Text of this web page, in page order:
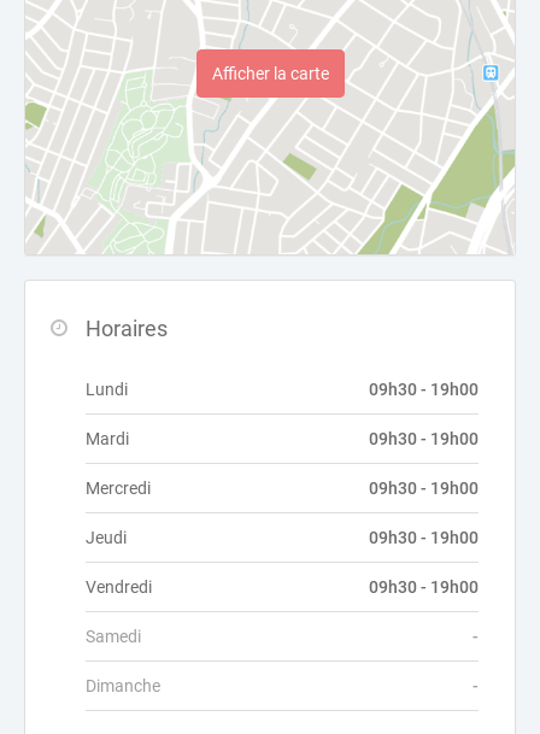
Afficher la carte
Horaires
Lundi 09h30 - 19h00
Mardi 09h30 - 19h00
Mercredi 09h30 - 19h00
Jeudi 09h30 - 19h00
Vendredi 09h30 - 19h00
Samedi -
Dimanche -